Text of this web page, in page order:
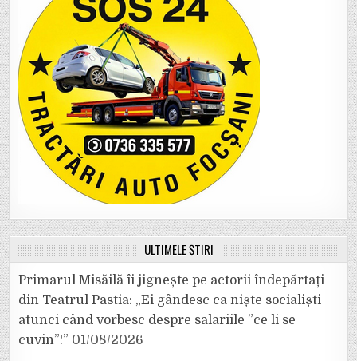
ULTIMELE ȘTIRI
Primarul Misăilă îi jignește pe actorii îndepărtați
din Teatrul Pastia: „Ei gândesc ca niște socialiști
atunci când vorbesc despre salariile ”ce li se
cuvin”!” 01/08/2026